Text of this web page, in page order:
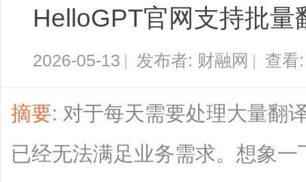
HelloGPT官网支持批
2026-05-13 | 发布者: 财融网 | 查
摘要: 对于每天需要处理大量翻
已经无法满足业务需求。想象